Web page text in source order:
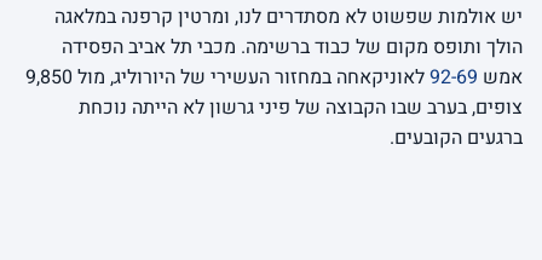
יש אולמות שפשוט לא מסתדרים לנו, ומרטין קרפנה במלאגה
הולך ותופס מקום של כבוד ברשימה. מכבי תל אביב הפסידה
אמש 92-69
לאוניקאחה במחזור העשירי של היורוליג, מול 9,850
צופים, בערב שבו הקבוצה של פיני גרשון לא הייתה נוכחת
ברגעים הקובעים.